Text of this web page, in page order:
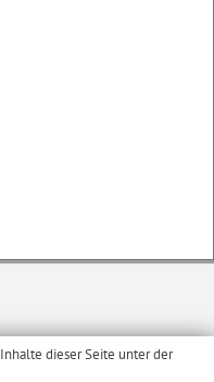
dieser Seite unter der